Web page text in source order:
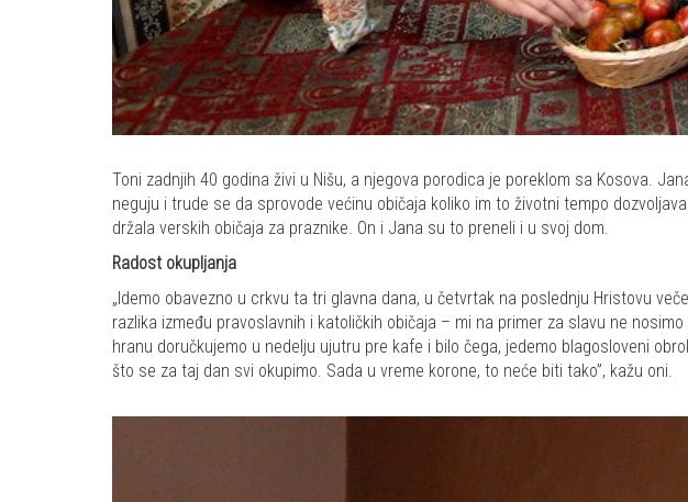
Toni zadnjih 40 godina živi u Nišu, a njegova porodica je poreklom sa Kosova.
neguju i trude se da sprovode većinu običaja koliko im to životni tempo
držala verskih običaja za praznike. On i Jana su to preneli i u svoj dom.
Radost okupljanja
„Idemo obavezno u crkvu ta tri glavna dana, u četvrtak na poslednju Hristovu
razlika između pravoslavnih i katoličkih običaja – mi na primer za slavu ne
hranu doručkujemo u nedelju ujutru pre kafe i bilo čega, jedemo blagosloveni
što se za taj dan svi okupimo. Sada u vreme korone, to neće biti tako”, kažu oni.